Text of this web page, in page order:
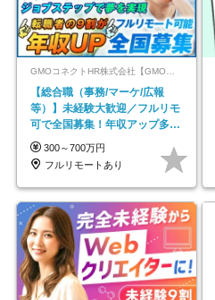
GMOコネクトHR株式会社【GMOインターネットグループ】
【総合職（事務/マーケ/広報
等）】未経験大歓迎／フルリモ
可で全国募集！年収アップ多数
★年休最大130日★
300～700万円
フルリモートあり